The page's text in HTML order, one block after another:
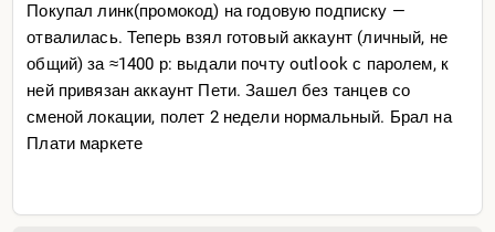
Покупал линк(промокод) на годовую подписку —
отвалилась. Теперь взял готовый аккаунт (личный, не
общий) за ≈1400 р: выдали почту outlook с паролем, к
ней привязан аккаунт Пети. Зашел без танцев со
сменой локации, полет 2 недели нормальный. Брал на
Плати маркете